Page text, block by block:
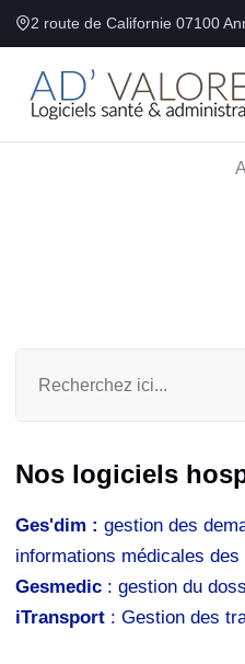
2 route de Californie 07100
Nos logiciels
Ges'dim : gestion des
informations médicales des
Gesmedic : gestion du
iTransport : Gestion des